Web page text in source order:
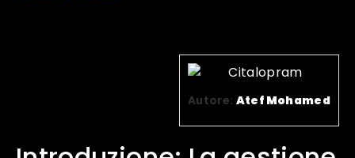
Autore: Atef Mohamed